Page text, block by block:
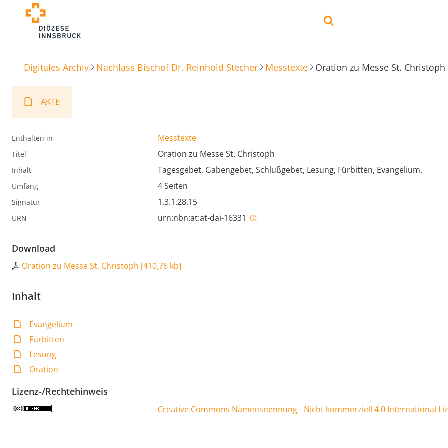
Digitales Archiv Nachlass Bischof Dr. Reinhold Stecher Messtexte Oration zu Messe St. Christoph
AKTE
Enthalten in Messtexte
Titel Oration zu Messe St. Christoph
Inhalt Tagesgebet, Gabengebet, Schlußgebet, Lesung, Fürbitten, Evangelium.
Umfang 4 Seiten
Signatur 1.3.1.28.15
URN urn:nbn:at:at-dai-16331
Download
Oration zu Messe St. Christoph [410,76 kb]
Inhalt
Evangelium
Fürbitten
Lesung
Oration
Lizenz-/Rechtehinweis
Creative Commons Namensnennung - Nicht kommerziell 4.0 International